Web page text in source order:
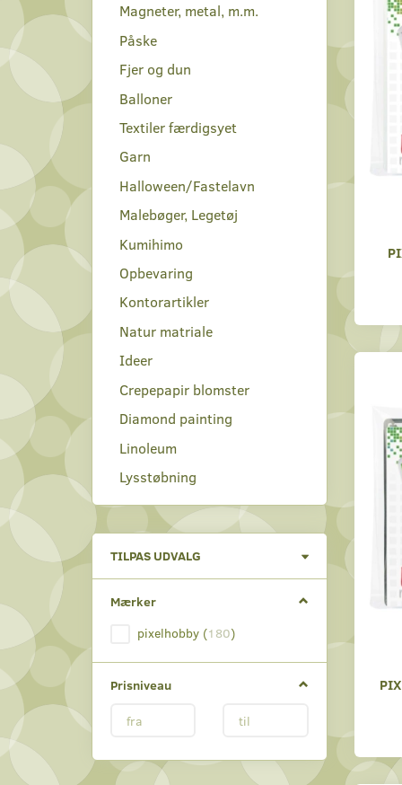
Magneter, metal, m.m.
Påske
Fjer og dun
Balloner
Textiler færdigsyet
Garn
Halloween/Fastelavn
Malebøger, Legetøj
Kumihimo
Opbevaring
Kontorartikler
Natur matriale
Ideer
Crepepapir blomster
Diamond painting
Linoleum
Lysstøbning
TILPAS UDVALG
Skifte
filter
Mærker
pixelhobby (180)
Prisniveau